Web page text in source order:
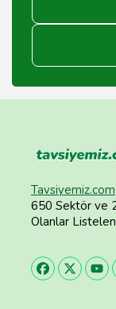
Tavsiyemiz.com
650 Sektör ve
Olanlar